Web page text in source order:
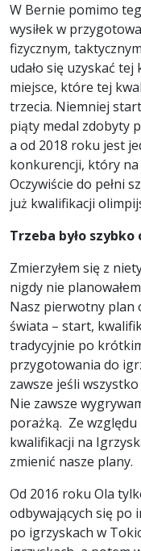
W Bernie pomimo
wysiłek w
fizycznym,
udało się uzyskać tej
miejsce, które tej
trzecia. Niemniej
piąty medal zdobyty
a od 2018 roku jest
konkurencji, który na
Oczywiście do pełni
już kwalifikacji
Trzeba było
Zmierzyłem się z
nigdy nie
Nasz pierwotny plan
świata – start,
tradycyjnie po
przygotowania do
zawsze jeśli
Nie zawsze
porażką. Ze względu
kwalifikacji na
zmienić nasze plany.
Od 2016 roku Ola
odbywających się po
po igrzyskach w